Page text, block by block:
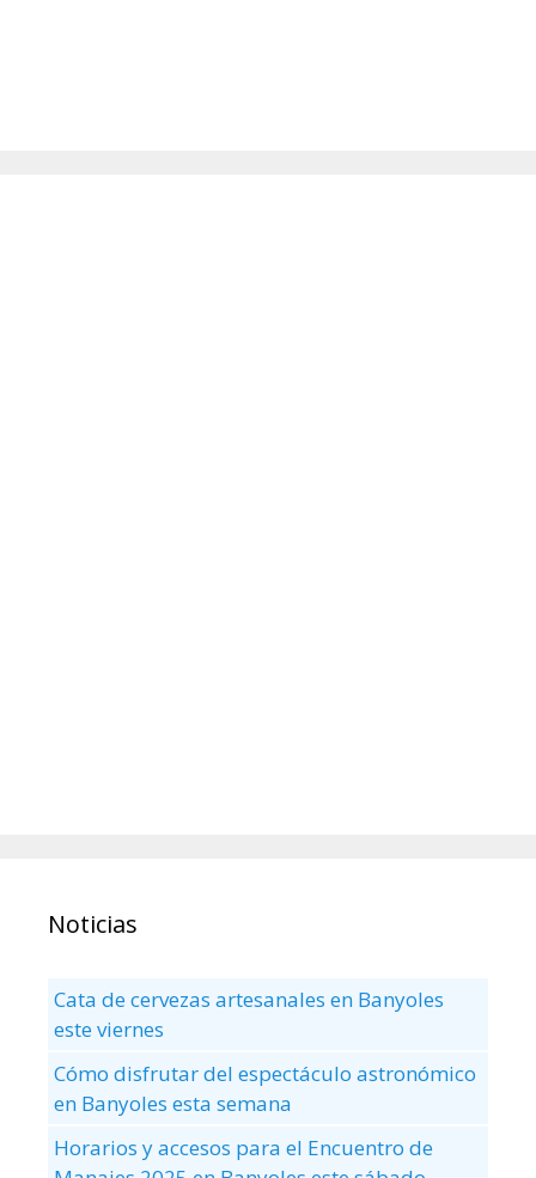
Noticias
Cata de cervezas artesanales en Banyoles
este viernes
Cómo disfrutar del espectáculo astronómico
en Banyoles esta semana
Horarios y accesos para el Encuentro de